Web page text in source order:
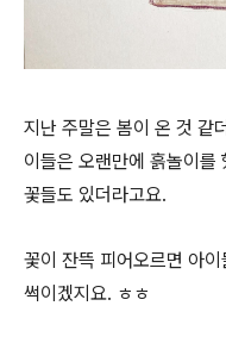
지난 주말은 봄이 온 것 같
이들은 오랜만에 흙놀이를
꽃들도 있더라고요.
꽃이 잔뜩 피어오르면 아
썩이겠지요. ㅎㅎ